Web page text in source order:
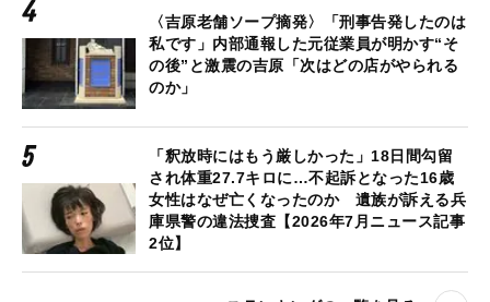
〈吉原老舗ソープ摘発〉「刑事告発したのは
私です」内部通報した元従業員が明かす“そ
の後”と激震の吉原「次はどの店がやられる
のか」
「釈放時にはもう厳しかった」18日間勾留
され体重27.7キロに…不起訴となった16歳
女性はなぜ亡くなったのか 遺族が訴える兵
庫県警の違法捜査【2026年7月ニュース記事
2位】